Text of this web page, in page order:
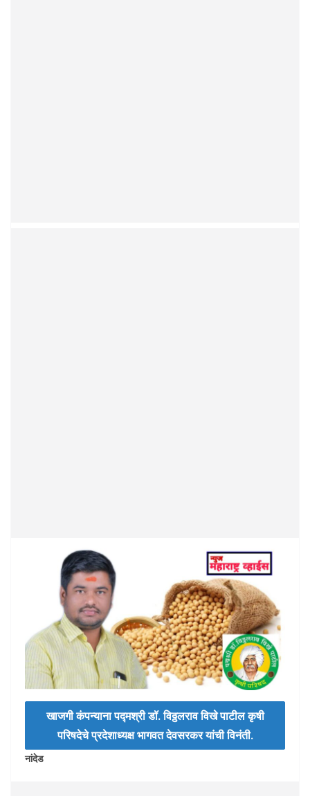
खाजगी कंपन्याना पद्मश्री डॉ. विठ्ठलराव विखे पाटील कृषी
परिषदेचे प्रदेशाध्यक्ष भागवत देवसरकर यांची विनंती.
नांदेड